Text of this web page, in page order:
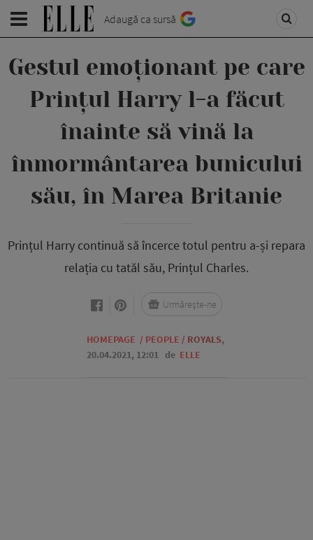
Adaugă ca sursă
Gestul emoționant pe care
Prințul Harry l-a făcut
înainte să vină la
înmormântarea bunicului
său, în Marea Britanie
Prințul Harry continuă să încerce totul pentru a-și repara
relația cu tatăl său, Prințul Charles.
HOMEPAGE / PEOPLE / ROYALS,
20.04.2021, 12:01 de ELLE
Urmărește-ne